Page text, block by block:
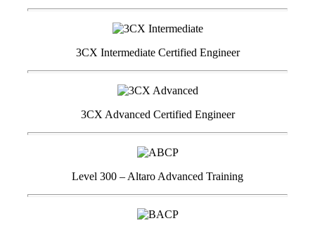
3CX Intermediate Certified Engineer
3CX Advanced Certified Engineer
Level 300 – Altaro Advanced Training